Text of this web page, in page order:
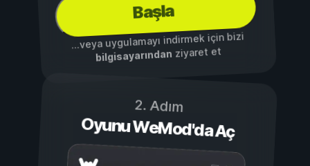
Başla
...veya uygulamayı indirmek için bizi
bilgisayarından ziyaret et
2. Adım
Oyunu WeMod'da Aç